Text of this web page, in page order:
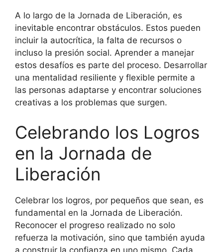
A lo largo de la Jornada de Liberación, es
inevitable encontrar obstáculos. Estos pueden
incluir la autocrítica, la falta de recursos o
incluso la presión social. Aprender a manejar
estos desafíos es parte del proceso. Desarrollar
una mentalidad resiliente y flexible permite a
las personas adaptarse y encontrar soluciones
creativas a los problemas que surgen.
Celebrando los Logros
en la Jornada de
Liberación
Celebrar los logros, por pequeños que sean, es
fundamental en la Jornada de Liberación.
Reconocer el progreso realizado no solo
refuerza la motivación, sino que también ayuda
a construir la confianza en uno mismo. Cada